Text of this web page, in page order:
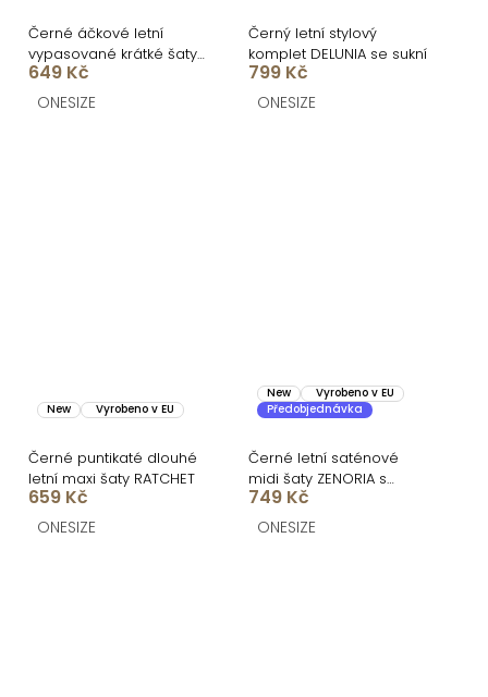
Černé áčkové letní
vypasované krátké šaty
BUMBLEE
649 Kč
ONESIZE
Černý letní stylový
komplet DELUNIA se sukní
799 Kč
ONESIZE
New Vyrobeno v EU
Černé puntikaté dlouhé
letní maxi šaty RATCHET
659 Kč
ONESIZE
New
Vyrobeno v EU
Předobjednávka
Černé letní saténové
midi šaty ZENORIA s
krajkou
749 Kč
ONESIZE